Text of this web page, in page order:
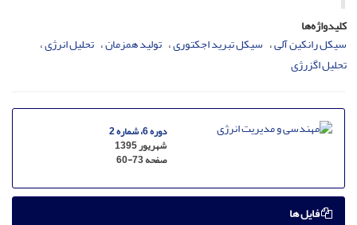
کلیدواژه‌ها
سیکل رانکین آلی سیکل تبرید اجکتوری تولید همزمان تحلیل انرژی
تحلیل اگزرژی
دوره 6، شماره 2
شهریور 1395
صفحه60-73
فایل ها